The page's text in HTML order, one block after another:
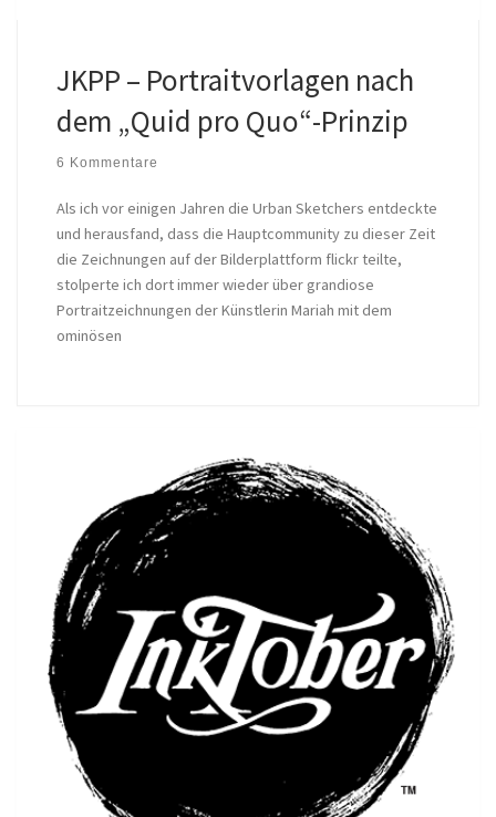
JKPP – Portraitvorlagen nach
dem „Quid pro Quo“-Prinzip
6 Kommentare
Als ich vor einigen Jahren die Urban Sketchers entdeckte
und herausfand, dass die Hauptcommunity zu dieser Zeit
die Zeichnungen auf der Bilderplattform flickr teilte,
stolperte ich dort immer wieder über grandiose
Portraitzeichnungen der Künstlerin Mariah mit dem
ominösen